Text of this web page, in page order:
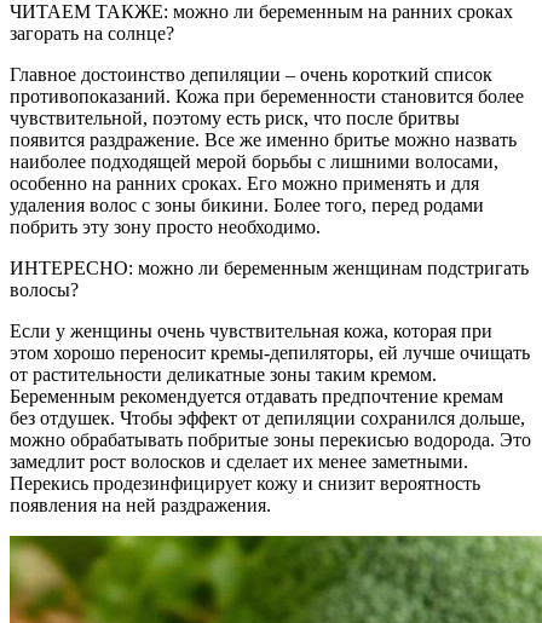
ЧИТАЕМ ТАКЖЕ: можно ли беременным на ранних сроках
загорать на солнце?
Главное достоинство депиляции – очень короткий список
противопоказаний. Кожа при беременности становится более
чувствительной, поэтому есть риск, что после бритвы
появится раздражение. Все же именно бритье можно назвать
наиболее подходящей мерой борьбы с лишними волосами,
особенно на ранних сроках. Его можно применять и для
удаления волос с зоны бикини. Более того, перед родами
побрить эту зону просто необходимо.
ИНТЕРЕСНО: можно ли беременным женщинам подстригать
волосы?
Если у женщины очень чувствительная кожа, которая при
этом хорошо переносит кремы-депиляторы, ей лучше очищать
от растительности деликатные зоны таким кремом.
Беременным рекомендуется отдавать предпочтение кремам
без отдушек. Чтобы эффект от депиляции сохранился дольше,
можно обрабатывать побритые зоны перекисью водорода. Это
замедлит рост волосков и сделает их менее заметными.
Перекись продезинфицирует кожу и снизит вероятность
появления на ней раздражения.